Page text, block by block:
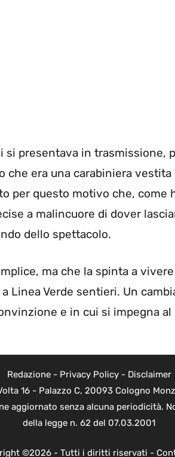
si presentava in trasmissione,
era una carabiniera vestita
per questo motivo che, come
a malincuore di dover
dello spettacolo.
ma che la spinta a vivere
Linea Verde sentieri. Un
e in cui si impegna al
Redazione- Privacy Policy- Disclaimer
16 - Palazzo C, 20093 Cologno
aggiornato senza alcuna periodicità.
della legge n. 62 del 07.03.2001
©2026 - Tutti i diritti riservati -